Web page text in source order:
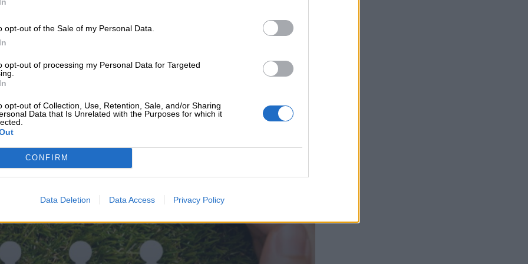
opt-out of the Sale of my Personal Data.
opt-out of processing my Personal Data for Targeted
opt-out of Collection, Use, Retention, Sale, and/or Sharing
Data that Is Unrelated with the Purposes for which it
CONFIRM
Data Deletion Data Access Privacy Policy
ΝΤΥΝΑΝ»
ροή